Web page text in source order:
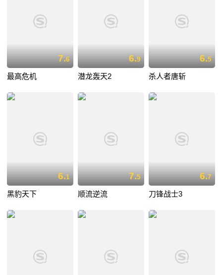
7.6
最高危机
6.9
潜龙轰天2
6.5
杀人者唐斩
6.1
黑豹天下
7.5
顺流逆流
6.7
刀锋战士3